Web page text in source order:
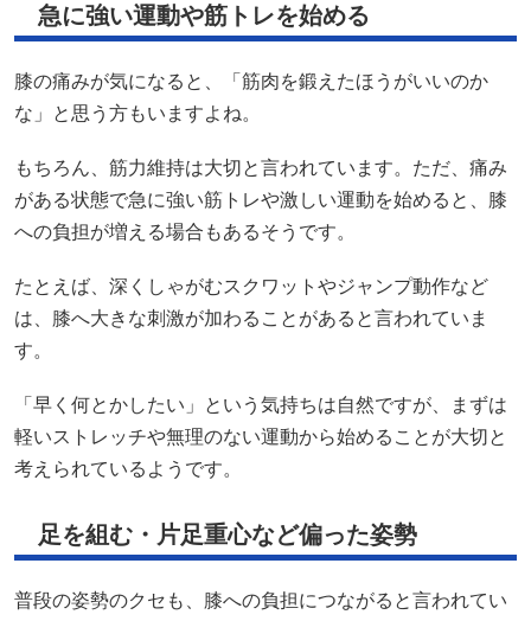
急に強い運動や筋トレを始める
膝の痛みが気になると、「筋肉を鍛えたほうがいいのか
な」と思う方もいますよね。
もちろん、筋力維持は大切と言われています。ただ、痛み
がある状態で急に強い筋トレや激しい運動を始めると、膝
への負担が増える場合もあるそうです。
たとえば、深くしゃがむスクワットやジャンプ動作など
は、膝へ大きな刺激が加わることがあると言われていま
す。
「早く何とかしたい」という気持ちは自然ですが、まずは
軽いストレッチや無理のない運動から始めることが大切と
考えられているようです。
足を組む・片足重心など偏った姿勢
普段の姿勢のクセも、膝への負担につながると言われてい